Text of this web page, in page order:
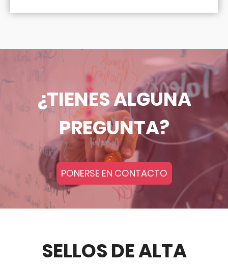
¿TIENES ALGUNA
PREGUNTA?
PONERSE EN CONTACTO
SELLOS DE ALTA